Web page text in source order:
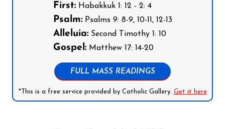
First:Habakkuk 1: 12 - 2: 4
Psalm:Psalms 9: 8-9, 10-11, 12-13
Alleluia:Second Timothy 1: 10
Gospel:Matthew 17: 14-20
FULL MASS READINGS
*This is a free service provided by Catholic Gallery. Get it here